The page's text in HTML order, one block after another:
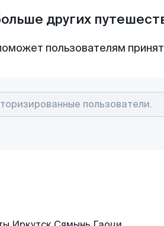
других
пользователям